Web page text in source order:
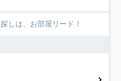
しは、お部屋リード！